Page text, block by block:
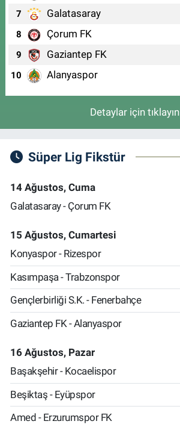
7 Galatasaray
8 Çorum FK
9 Gaziantep FK
10 Alanyaspor
Detaylar için tıklayın
Süper Lig Fikstür
14 Ağustos, Cuma
Galatasaray - Çorum FK
15 Ağustos, Cumartesi
Konyaspor - Rizespor
Kasımpaşa - Trabzonspor
Gençlerbirliği S.K. - Fenerbahçe
Gaziantep FK - Alanyaspor
16 Ağustos, Pazar
Başakşehir - Kocaelispor
Beşiktaş - Eyüpspor
Amed - Erzurumspor FK